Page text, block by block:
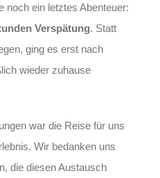
noch ein letztes Abenteuer:
Verspätung. Statt
ging es erst nach
wieder zuhause
war die Reise für uns
Wir bedanken uns
die diesen Austausch